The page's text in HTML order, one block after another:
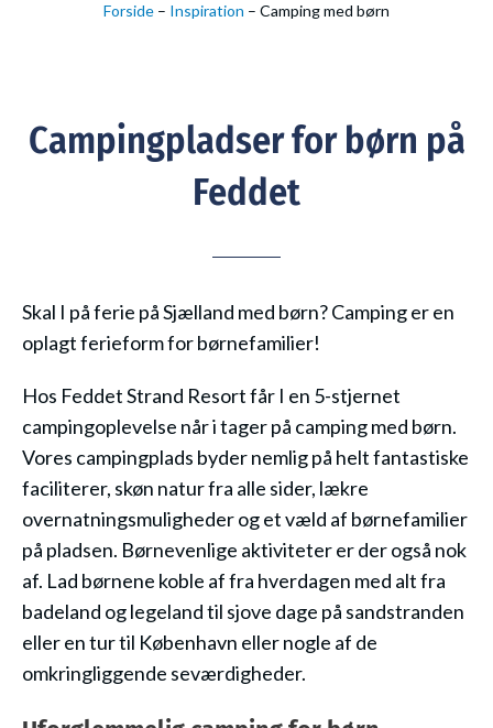
Forside – Inspiration – Camping med børn
Campingpladser for børn på
Feddet
Skal I på ferie på Sjælland med børn? Camping er en
oplagt ferieform for børnefamilier!
Hos Feddet Strand Resort får I en 5-stjernet
campingoplevelse når i tager på camping med børn.
Vores campingplads byder nemlig på helt fantastiske
faciliterer, skøn natur fra alle sider, lækre
overnatningsmuligheder og et væld af børnefamilier
på pladsen. Børnevenlige aktiviteter er der også nok
af. Lad børnene koble af fra hverdagen med alt fra
badeland og legeland til sjove dage på sandstranden
eller en tur til København eller nogle af de
omkringliggende seværdigheder.